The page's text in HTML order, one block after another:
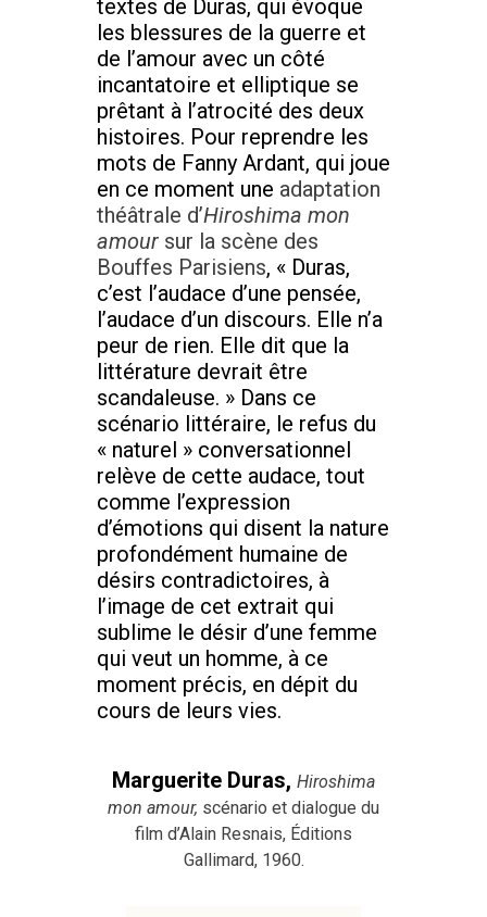
textes de Duras, qui évoque
les blessures de la guerre et
de l’amour avec un côté
incantatoire et elliptique se
prêtant à l’atrocité des deux
histoires. Pour reprendre les
mots de Fanny Ardant, qui joue
en ce moment une adaptation
théâtrale d’Hiroshima mon
amour sur la scène des
Bouffes Parisiens, « Duras,
c’est l’audace d’une pensée,
l’audace d’un discours. Elle n’a
peur de rien. Elle dit que la
littérature devrait être
scandaleuse. » Dans ce
scénario littéraire, le refus du
« naturel » conversationnel
relève de cette audace, tout
comme l’expression
d’émotions qui disent la nature
profondément humaine de
désirs contradictoires, à
l’image de cet extrait qui
sublime le désir d’une femme
qui veut un homme, à ce
moment précis, en dépit du
cours de leurs vies.
Marguerite Duras, Hiroshima
mon amour, scénario et dialogue du
film d’Alain Resnais, Éditions
Gallimard, 1960.